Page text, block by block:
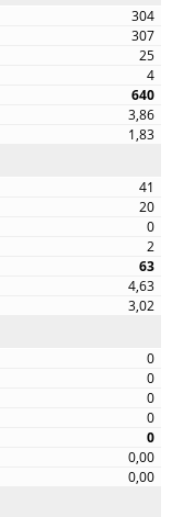
304
307
25
4
640
3,86
1,83
41
20
0
2
63
4,63
3,02
0
0
0
0
0
0,00
0,00